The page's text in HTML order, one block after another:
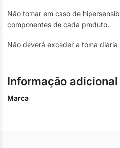
Não tomar em caso de
componentes de cada produto.
Não deverá exceder a toma diária
Informação adicional
Marca